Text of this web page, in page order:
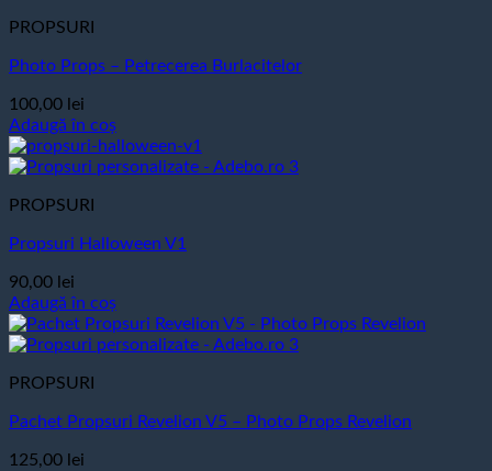
PROPSURI
Photo Props – Petrecerea Burlacitelor
100,00 lei
Adaugă în coș
PROPSURI
Propsuri Halloween V1
90,00 lei
Adaugă în coș
PROPSURI
Pachet Propsuri Revelion V5 – Photo Props Revelion
125,00 lei